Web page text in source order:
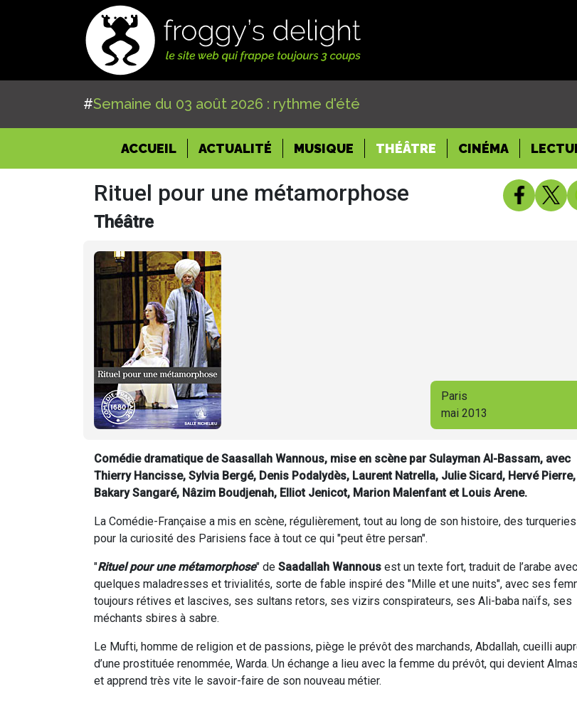
#Semaine du 03 août 2026 : rythme d'été
ACCUEIL(CURRENT)
ACTUALITÉ MUSIQUE THÉÂTRE CINÉMA
Rituel pour une métamorphose
Théâtre
Paris
mai 2013
Comédie dramatique de Saasallah Wannous, mise en scène par Sulayman Al-Bassam, avec
Thierry Hancisse, Sylvia Bergé, Denis Podalydès, Laurent Natrella, Julie Sicard, Hervé Pierre,
Bakary Sangaré, Nâzim Boudjenah, Elliot Jenicot, Marion Malenfant et Louis Arene.
La Comédie-Française a mis en scène, régulièrement, tout au long de son histoire, des turqueries
pour la curiosité des Parisiens face à tout ce qui "peut être persan".
"Rituel pour une métamorphose" de Saadallah Wannous est un texte fort, traduit de l’arabe avec
quelques maladresses et trivialités, sorte de fable inspiré des "Mille et une nuits", avec ses
toujours rétives et lascives, ses sultans retors, ses vizirs conspirateurs, ses Ali-baba naïfs, ses
méchants sbires à sabre.
Le Mufti, homme de religion et de passions, piège le prévôt des marchands, Abdallah, cueilli
d’une prostituée renommée, Warda. Un échange a lieu avec la femme du prévôt, qui devient
et apprend très vite le savoir-faire de son nouveau métier.